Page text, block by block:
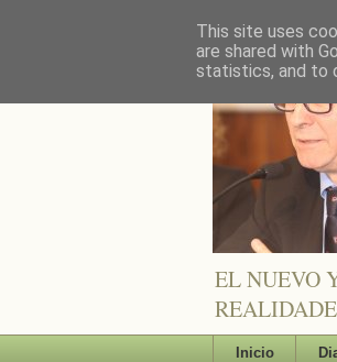
EL NUEVO
Inicio
This site uses
are shared with
statistics, and to